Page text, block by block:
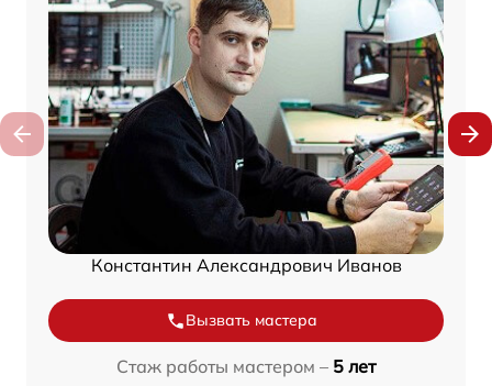
Константин Александрович Иванов
Вызвать мастера
Стаж работы мастером – 5 лет